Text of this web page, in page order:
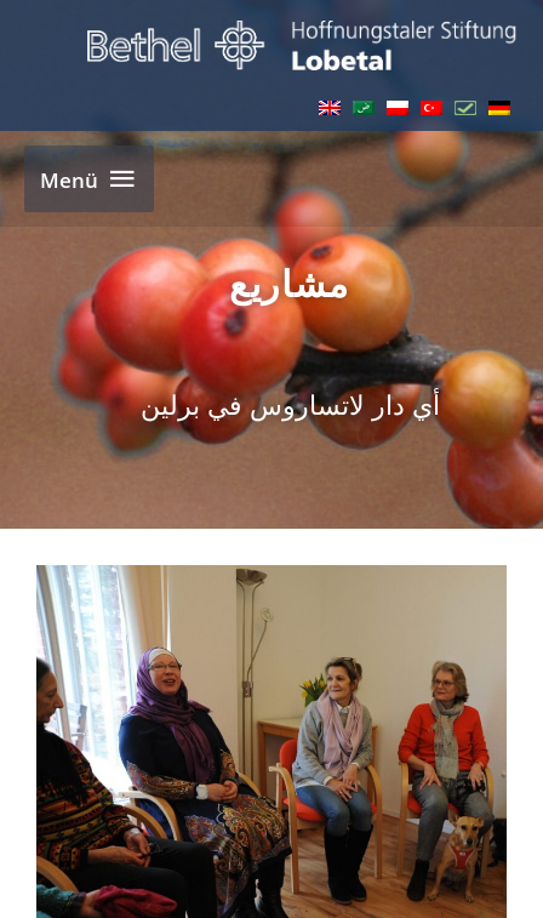
Skip
content
Menü
Menü
مشاريع
أي دار لاتساروس في برلين